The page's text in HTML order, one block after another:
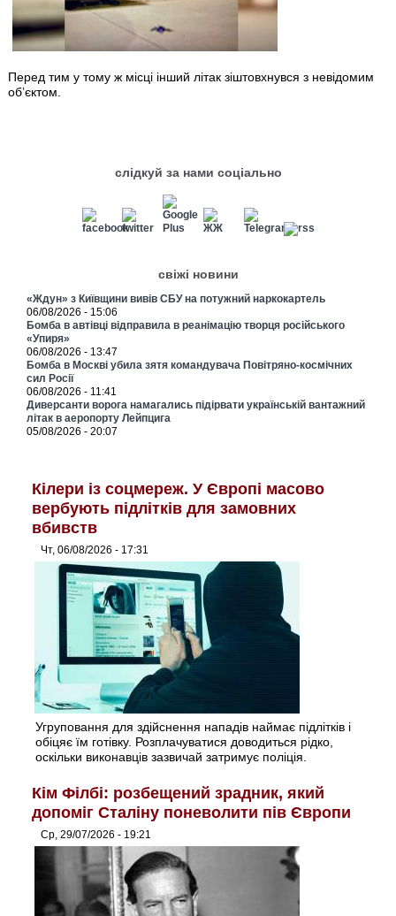
Перед тим у тому ж місці інший літак зіштовхнувся з невідомим
об’єктом.
слідкуй за нами соціально
свіжі новини
«Ждун» з Київщини вивів СБУ на потужний наркокартель
06/08/2026 - 15:06
Бомба в автівці відправила в реанімацію творця російського
«Упиря»
06/08/2026 - 13:47
Бомба в Москві убила зятя командувача Повітряно-космічних
сил Росії
06/08/2026 - 11:41
Диверсанти ворога намагались підірвати українській вантажний
літак в аеропорту Лейпцига
05/08/2026 - 20:07
Кілери із соцмереж. У Європі масово
вербують підлітків для замовних
вбивств
Чт, 06/08/2026 - 17:31
Угруповання для здійснення нападів наймає підлітків і
обіцяє їм готівку. Розплачуватися доводиться рідко,
оскільки виконавців зазвичай затримує поліція.
Кім Філбі: розбещений зрадник, який
допоміг Сталіну поневолити пів Європи
Ср, 29/07/2026 - 19:21